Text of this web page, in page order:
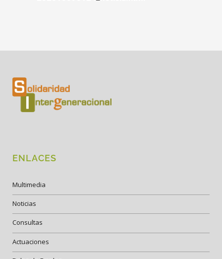
ENLACES
Multimedia
Noticias
Consultas
Actuaciones